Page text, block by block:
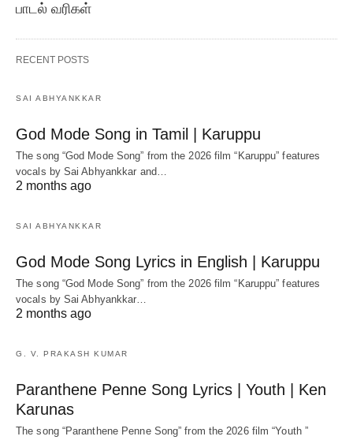
பாடல் வரிகள்
RECENT POSTS
SAI ABHYANKKAR
God Mode Song in Tamil | Karuppu
The song “God Mode Song” from the 2026 film “Karuppu” features
vocals by Sai Abhyankkar‬ and…
2 months ago
SAI ABHYANKKAR
God Mode Song Lyrics in English | Karuppu
The song “God Mode Song” from the 2026 film “Karuppu” features
vocals by Sai Abhyankkar‬…
2 months ago
G. V. PRAKASH KUMAR
Paranthene Penne Song Lyrics | Youth | Ken
Karunas
The song “Paranthene Penne Song” from the 2026 film “Youth ”